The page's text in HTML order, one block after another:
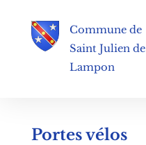
Commune de
Saint Julien de
Lampon
Portes vélos